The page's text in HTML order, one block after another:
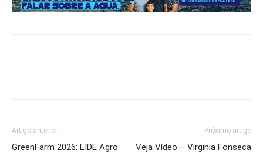
Artigo anterior
GreenFarm 2026: LIDE Agro
Próximo artigo
Veja Vídeo – Virginia Fonseca